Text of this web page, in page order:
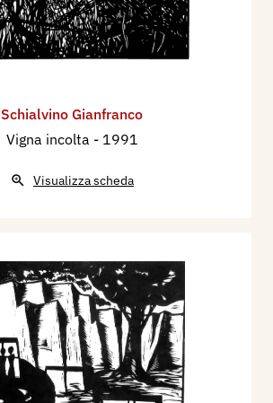
Schialvino ​Gianfranco
Vigna incolta - 1991
Visualizza scheda